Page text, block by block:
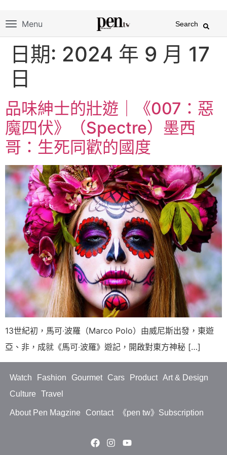
Menu Search
日期: 2024 年 9 月 17
日
品味紳士的壯遊｜《007：惡
魔四伏》（Spectre）墨西
哥：生死同歡的國度
13世紀初，馬可‧波羅（Marco Polo）由威尼斯出發，東遊
亞、非，成就《馬可‧波羅》遊記，開啟對東方神秘 […]
Watch Fashion Gourmet Cars Product
Art & Design
Culture
Travel
About Pen Magzine Contact 《pen tw》Subscription